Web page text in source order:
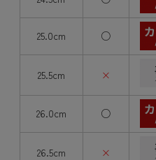
25.0cm ○
25.5cm ×
26.0cm ○
26.5cm ×